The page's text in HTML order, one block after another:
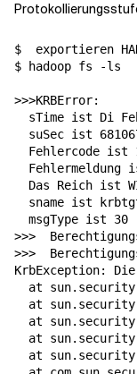
$ exportieren
$ hadoop fs -ls
>>>KRBError:
sTime ist Di
suSec ist
Fehlercode ist
Fehlermeldung
Das Reich ist
sname ist
  msgType ist 30
>>>
>>>
KrbException:
at
at
at
at
at